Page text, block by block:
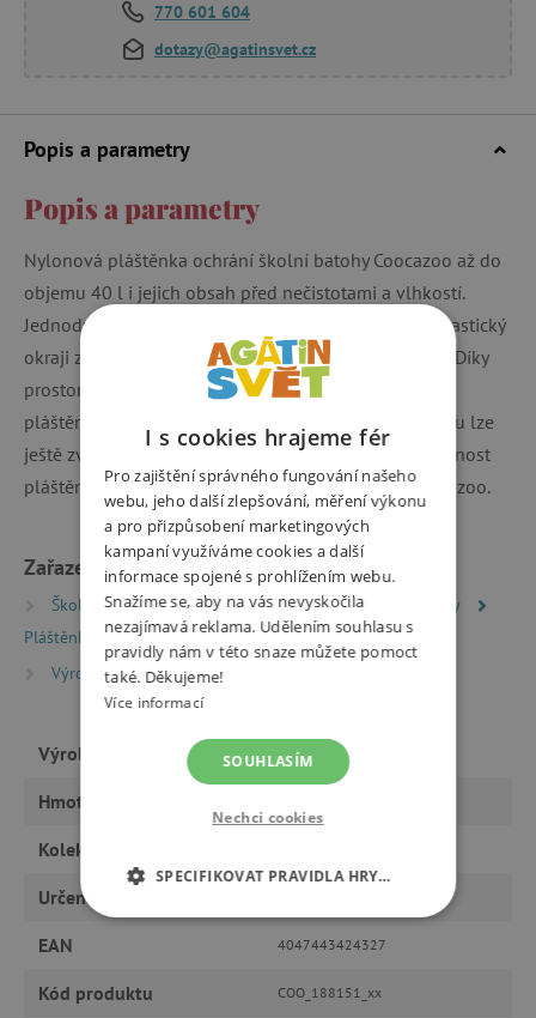
770 601 604
dotazy@agatinsvet.cz
Popis a parametry
Popis a parametry
Nylonová pláštěnka ochrání školní batohy Coocazoo až do
objemu 40 l i jejich obsah před nečistotami a vlhkostí.
Jednoduše stačí přetáhnout pláštěnku přes batoh, elastický
okraji zabezpečí, že pláštěnka na batohu pevně sedí. Díky
prostorově výraznému reflexnímu obrázku zajišťuje
pláštěnka vysokou bezpečnost v silničním provozu. Tu lze
ještě zvýšit připevněním blikačky na pláštěnku. Hmotnost
pláštěnky je 60 g. Je vhodná pro všechny batohy Cocazoo.
Zařazeno v kategoriích
Školní batohy a aktovky
Školní potřeby a pomůcky
Pláštěnky na batohy
Výrobci
coocazoo
Výrobce coocazoo
Hmotnost
Kolekce
Určeno pro
EAN 4047443424327
Kód produktu COO_188151_xx
I s cookies hrajeme fér
Pro zajištění správného fungování našeho
webu, jeho další zlepšování, měření výkonu
a pro přizpůsobení marketingových
kampaní využíváme cookies a další
informace spojené s prohlížením webu.
Snažíme se, aby na vás nevyskočila
nezajímavá reklama. Udělením souhlasu s
pravidly nám v této snaze můžete pomoct
také. Děkujeme!
Více informací
SOUHLASÍM
Nechci cookies
SPECIFIKOVAT PRAVIDLA HRY…
NEZBYTNĚ NUTNÉ COOKIES